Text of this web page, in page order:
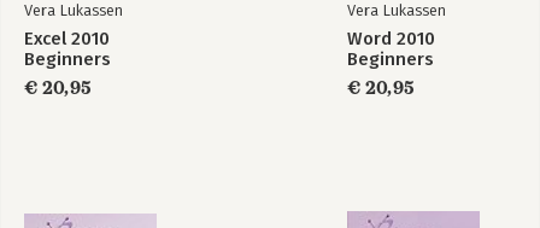
Vera Lukassen
Excel 2010
Beginners
€ 20,95
Vera Lukassen
Word 2010
Beginners
€ 20,95